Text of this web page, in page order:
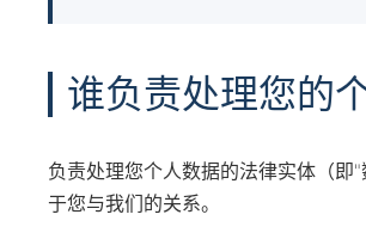
谁负责处理您的
负责处理您个人数据的法律实体（即
于您与我们的关系。